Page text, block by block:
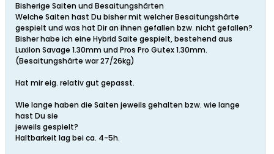
Bisherige Saiten und Besaitungshärten
Welche Saiten hast Du bisher mit welcher Besaitungshärte
gespielt und was hat Dir an ihnen gefallen bzw. nicht gefallen?
Bisher habe ich eine Hybrid Saite gespielt, bestehend aus
Luxilon Savage 1.30mm und Pros Pro Gutex 1.30mm.
(Besaitungshärte war 27/26kg)
Hat mir eig. relativ gut gepasst.
Wie lange haben die Saiten jeweils gehalten bzw. wie lange
hast Du sie
jeweils gespielt?
Haltbarkeit lag bei ca. 4-5h.